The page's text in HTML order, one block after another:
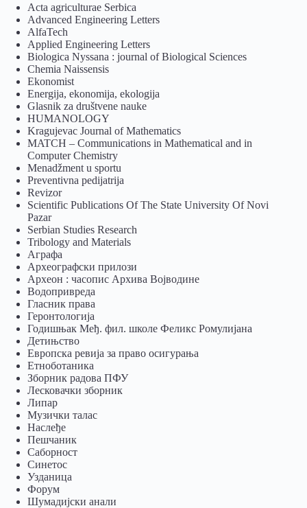
Acta agriculturae Serbica
Advanced Engineering Letters
AlfaTech
Applied Engineering Letters
Biologica Nyssana : journal of Biological Sciences
Chemia Naissensis
Ekonomist
Energija, ekonomija, ekologija
Glasnik za društvene nauke
HUMANOLOGY
Kragujevac Journal of Mathematics
MATCH – Communications in Mathematical and in
Computer Chemistry
Menadžment u sportu
Preventivna pedijatrija
Revizor
Scientific Publications Of The State University Of Novi
Pazar
Serbian Studies Research
Tribology and Materials
Аграфа
Археографски прилози
Археон : часопис Архива Војводине
Водопривреда
Гласник права
Геронтологија
Годишњак Међ. фил. школе Феликс Ромулијана
Детињство
Европска ревија за право осигурања
Eтноботаника
Зборник радова ПФУ
Лесковачки зборник
Липар
Музички талас
Наслеђе
Пешчаник
Саборност
Синетос
Узданица
Форум
Шумадијски анали